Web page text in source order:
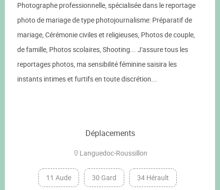
Photographe professionnelle, spécialisée dans le reportage
photo de mariage de type photojournalisme: Préparatif de
mariage, Cérémonie civiles et religieuses, Photos de couple,
de famille, Photos scolaires, Shooting... J'assure tous les
reportages photos, ma sensibilité féminine saisira les
instants intimes et furtifs en toute discrétion...
Déplacements
Languedoc-Roussillon
11 Aude 30 Gard 34 Hérault